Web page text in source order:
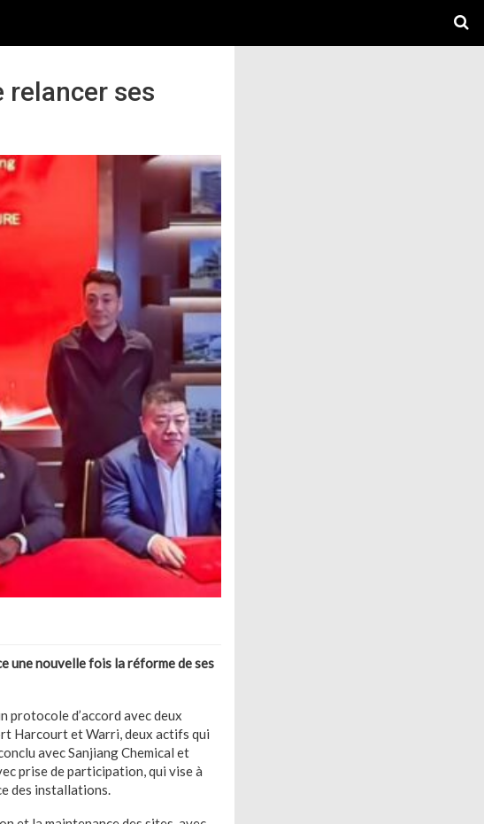
relancer ses
une nouvelle fois la réforme de ses
protocole d’accord avec deux
Harcourt et Warri, deux actifs qui
avec Sanjiang Chemical et
prise de participation, qui vise à
des installations.